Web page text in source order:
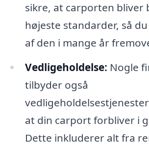
sikre, at carporten bliver
højeste standarder, så
af den i mange år
Vedligeholdelse: Nogle
tilbyder også
at din carport forbliver i
Dette inkluderer alt fra